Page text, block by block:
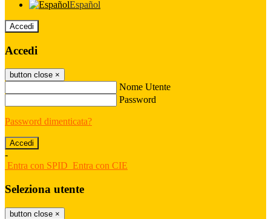
Español
Accedi
Accedi
button close ×
Nome Utente
Password
Password dimenticata?
-
Entra con SPID Entra con CIE
Seleziona utente
button close ×